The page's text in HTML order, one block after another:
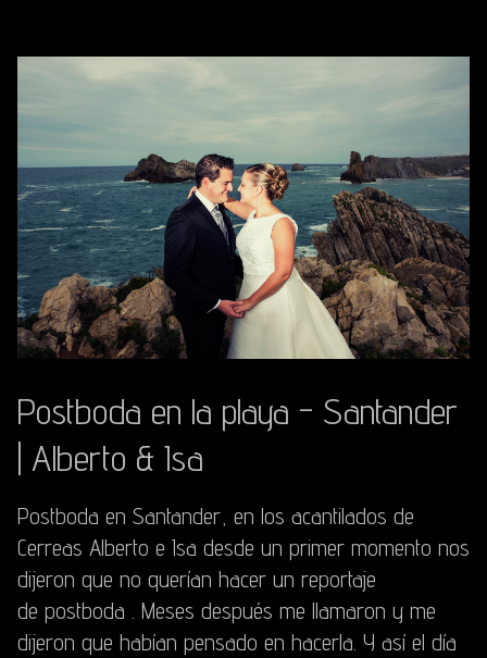
Postboda en la playa - Santander
| Alberto & Isa
Postboda en Santander, en los acantilados de
Cerreas Alberto e Isa desde un primer momento nos
dijeron que no querían hacer un reportaje
de postboda . Meses después me llamaron y me
dijeron que habían pensado en hacerla. Y así el día